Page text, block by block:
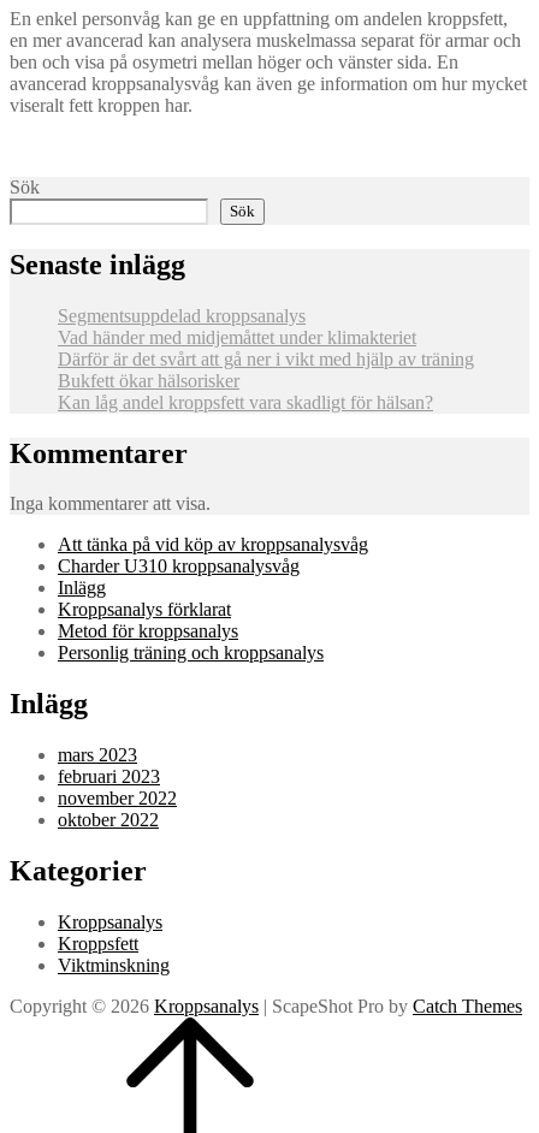
En enkel personvåg kan ge en uppfattning om andelen kroppsfett,
en mer avancerad kan analysera muskelmassa separat för armar och
ben och visa på osymetri mellan höger och vänster sida. En
avancerad kroppsanalysvåg kan även ge information om hur mycket
viseralt fett kroppen har.
Sök
Sök
Senaste inlägg
Segmentsuppdelad kroppsanalys
Vad händer med midjemåttet under klimakteriet
Därför är det svårt att gå ner i vikt med hjälp av träning
Bukfett ökar hälsorisker
Kan låg andel kroppsfett vara skadligt för hälsan?
Kommentarer
Inga kommentarer att visa.
Att tänka på vid köp av kroppsanalysvåg
Charder U310 kroppsanalysvåg
Inlägg
Kroppsanalys förklarat
Metod för kroppsanalys
Personlig träning och kroppsanalys
Inlägg
mars 2023
februari 2023
november 2022
oktober 2022
Kategorier
Kroppsanalys
Kroppsfett
Viktminskning
Copyright © 2026 Kroppsanalys | ScapeShot Pro by Catch Themes